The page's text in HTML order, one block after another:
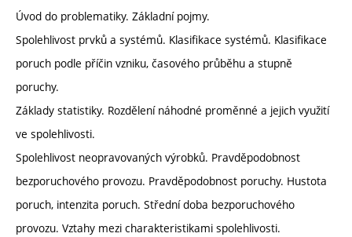
Úvod do problematiky. Základní pojmy.
Spolehlivost prvků a systémů. Klasifikace systémů. Klasifikace
poruch podle příčin vzniku, časového průběhu a stupně
poruchy.
Základy statistiky. Rozdělení náhodné proměnné a jejich využití
ve spolehlivosti.
Spolehlivost neopravovaných výrobků. Pravděpodobnost
bezporuchového provozu. Pravděpodobnost poruchy. Hustota
poruch, intenzita poruch. Střední doba bezporuchového
provozu. Vztahy mezi charakteristikami spolehlivosti.